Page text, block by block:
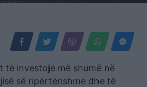
të investojë më shumë në
së ripërtërishme dhe të